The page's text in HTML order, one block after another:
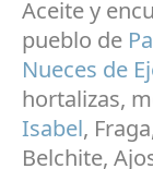
Aceite y
pueblo de
Nueces de
hortalizas,
Isabel,
Belchite,